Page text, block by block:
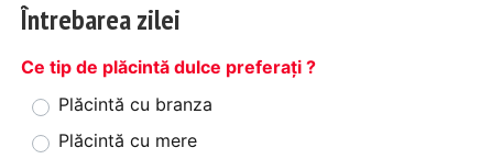
Întrebarea zilei
Ce tip de plăcintă dulce preferați ?
Plăcintă cu branza
Plăcintă cu mere